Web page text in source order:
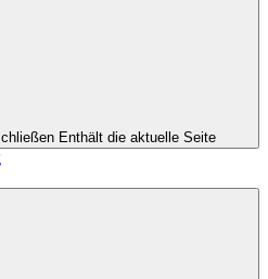
Enthält die aktuelle Seite